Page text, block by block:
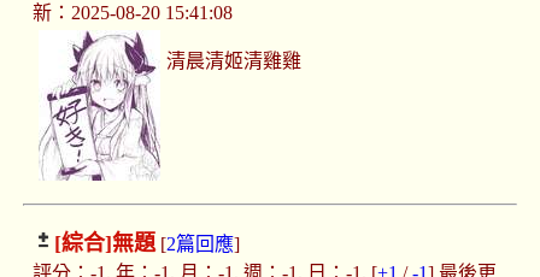
新：2025-08-20 15:41:08
清晨清姬清雞雞
[綜合]無題[2篇回應]